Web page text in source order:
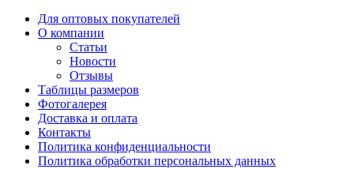
Для оптовых покупателей
О компании
Статьи
Новости
Отзывы
Таблицы размеров
Фотогалерея
Доставка и оплата
Контакты
Политика конфиденциальности
Политика обработки персональных данных